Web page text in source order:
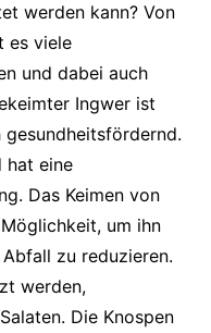
werden kann? Von
es viele
und dabei auch
Ingwer ist
gesundheitsfördernd.
hat eine
Das Keimen von
um ihn
zu reduzieren.
werden,
Die Knospen